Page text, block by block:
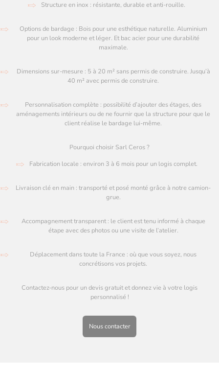
Structure en inox : résistante, durable et anti-rouille.
Options de bardage : Bois pour une esthétique naturelle. Aluminium
pour un look moderne et léger. Et bac acier pour une durabilité
maximale.
Dimensions sur-mesure : 5 à 20 m² sans permis de construire. Jusqu’à
40 m² avec permis de construire.
Personnalisation complète : possibilité d’ajouter des étages, des
aménagements intérieurs ou de ne fournir que la structure pour que le
client réalise le bardage lui-même.
Pourquoi choisir Sarl Ceros ?
Fabrication locale : environ 3 à 6 mois pour un logis complet.
Livraison clé en main : transporté et posé monté grâce à notre camion-
grue.
Accompagnement transparent : le client est tenu informé à chaque
étape avec des photos ou une visite de l’atelier.
Déplacement dans toute la France : où que vous soyez, nous
concrétisons vos projets.
Contactez-nous pour un devis gratuit et donnez vie à votre logis
personnalisé !
Nous contacter